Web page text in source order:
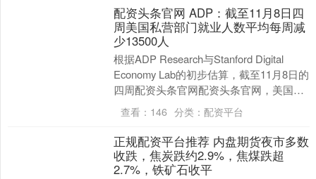
配资头条官网 ADP：截至11月8日四
周美国私营部门就业人数平均每周减
少13500人
根据ADP Research与Stanford Digital
Economy Lab的初步估算，截至11月8日的
四周配资头条官网配资头条官网，美国私
营部门就业....
查看： 146 分类： 配资平台
正规配资平台推荐 内盘期货夜市多数
收跌，焦炭跌约2.9%，焦煤跌超
2.7%，铁矿石收平
4651.31 -6.85 -0.15%